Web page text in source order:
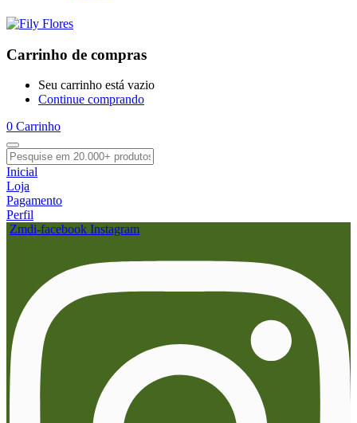
Carrinho de compras
Seu carrinho está vazio
Continue comprando
0 Carrinho
Inicial
Loja
Pagamento
Perfil
Zmdi-facebook Instagram